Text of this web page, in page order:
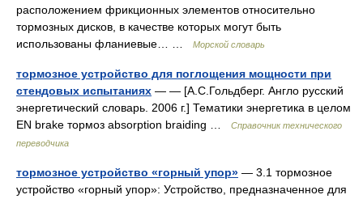
расположением фрикционных элементов относительно
тормозных дисков, в качестве которых могут быть
использованы фланиевые… …
Морской словарь
тормозное устройство для поглощения мощности при
стендовых испытаниях — — [А.С.Гольдберг. Англо русский
энергетический словарь. 2006 г.] Тематики энергетика в целом
EN brake тормоз absorption braiding …
Справочник технического
переводчика
тормозное устройство «горный упор» — 3.1 тормозное
устройство «горный упор»: Устройство, предназначенное для